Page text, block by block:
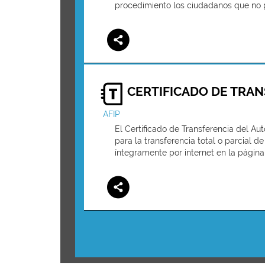
procedimiento los ciudadanos que no
CERTIFICADO DE
AFIP
El Certificado de Transferencia del
para la transferencia total o parcial
íntegramente por internet en la